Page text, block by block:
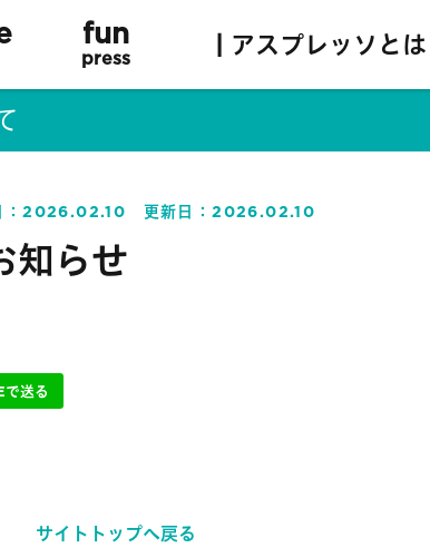
fun
press | アスプレッソとは |
：2026.02.10 更新日：2026.02.10
知らせ
で送る
サイトトップへ戻る